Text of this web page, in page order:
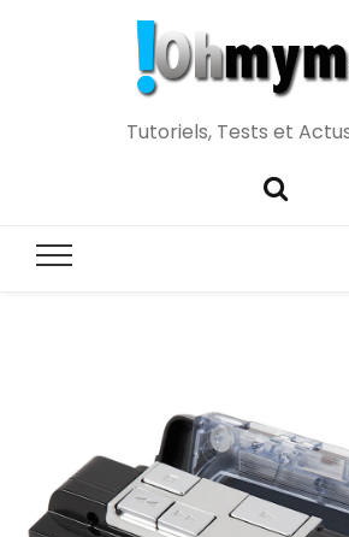
Tutoriels, Tests et